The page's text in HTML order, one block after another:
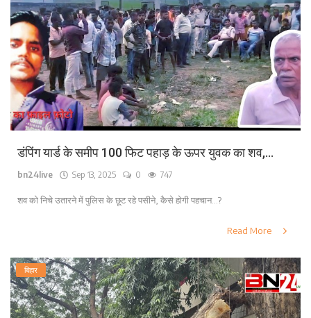
डंपिंग यार्ड के समीप 100 फिट पहाड़ के ऊपर युवक का शव,...
bn24live Sep 13, 2025 0 747
शव को निचे उतारने में पुलिस के छूट रहे पसीने, कैसे होगी पहचान...?
Read More
बिहार